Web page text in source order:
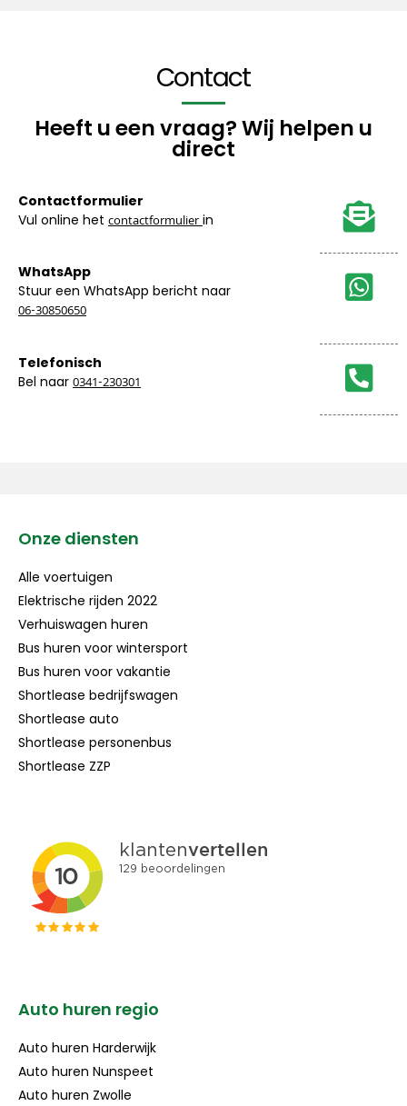
Contact
Heeft u een vraag? Wij helpen u
direct
Contactformulier
Vul online het contactformulier in
WhatsApp
Stuur een WhatsApp bericht naar
06-30850650
Telefonisch
Bel naar 0341-230301
Onze diensten
Alle voertuigen
Elektrische rijden 2022
Verhuiswagen huren
Bus huren voor wintersport
Bus huren voor vakantie
Shortlease bedrijfswagen
Shortlease auto
Shortlease personenbus
Shortlease ZZP
Auto huren regio
Auto huren Harderwijk
Auto huren Nunspeet
Auto huren Zwolle